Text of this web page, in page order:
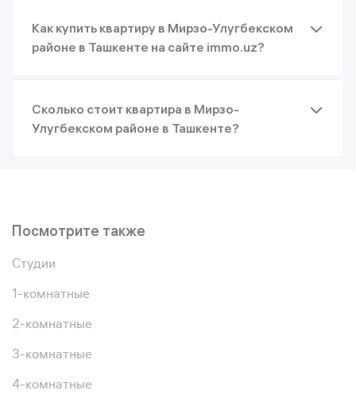
Как купить квартиру в Мирзо-Улугбекском
районе в Ташкенте на сайте immo.uz?
Сколько стоит квартира в Мирзо-
Улугбекском районе в Ташкенте?
Посмотрите также
Студии
1-комнатные
2-комнатные
3-комнатные
4-комнатные